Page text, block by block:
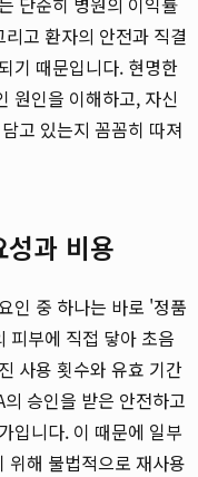
고 환자의 안전과 직결
기 때문입니다. 현명한
원인을 이해하고, 자신
고 있는지 꼼꼼히 따져
과 비용
인 중 하나는 바로 '정품
피부에 직접 닿아 초음
사용 횟수와 유효 기간
승인을 받은 안전하고
입니다. 이 때문에 일부
위해 불법적으로 재사용